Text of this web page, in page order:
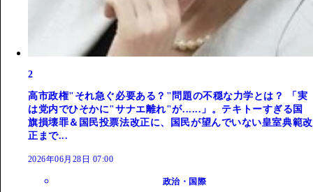
2
高市政権"それ急ぐ必要ある？"問題の不穏な力学とは？ 「実
は党内でひそかに"サナエ離れ"が......」。テキトーすぎる国
旗損壊罪＆国民投票法改正に、国民が望んでいない皇室典範改
正まで...
2026年06月28日 07:00
政治・国際